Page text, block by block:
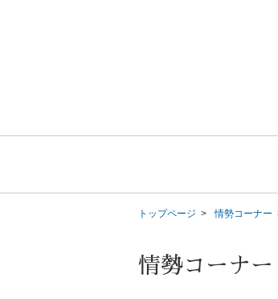
トップページ 情勢コーナー
情勢コーナー